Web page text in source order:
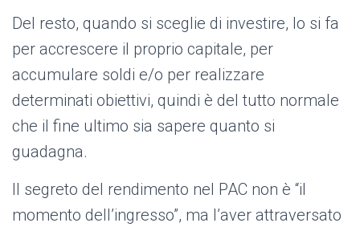
Del resto, quando si sceglie di investire, lo si fa
per accrescere il proprio capitale, per
accumulare soldi e/o per realizzare
determinati obiettivi, quindi è del tutto normale
che il fine ultimo sia sapere quanto si
guadagna.
Il segreto del rendimento nel PAC non è “il
momento dell’ingresso”, ma l’aver attraversato